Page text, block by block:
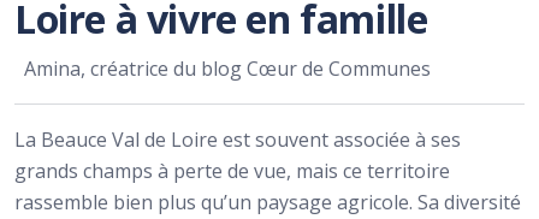
Loire à vivre en famille
Amina, créatrice du blog Cœur de Communes
La Beauce Val de Loire est souvent associée à ses
grands champs à perte de vue, mais ce territoire
rassemble bien plus qu’un paysage agricole. Sa diversité